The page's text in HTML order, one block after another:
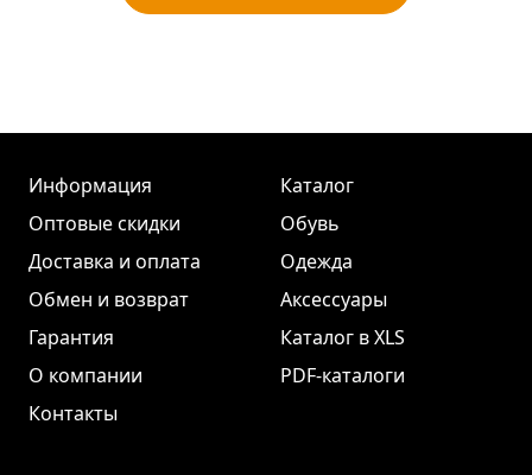
Информация
Оптовые скидки
Доставка и оплата
Обмен и возврат
Гарантия
О компании
Контакты
Каталог
Обувь
Одежда
Аксессуары
Каталог в XLS
PDF-каталоги